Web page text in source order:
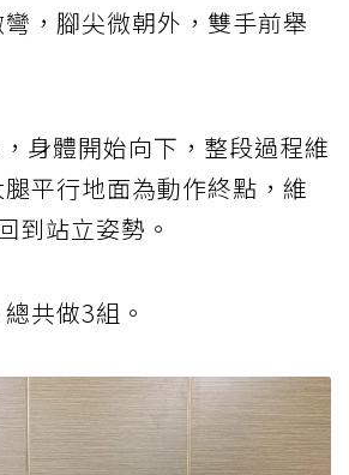
，腳尖微朝外，雙手前舉
身體開始向下，整段過程維
平行地面為動作終點，維
到站立姿勢。
共做3組。